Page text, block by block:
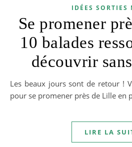
IDÉES SORTIES
Se promener
10 balades
découvrir
Les beaux jours sont de retour !
pour se promener près de Lille en
LIRE LA